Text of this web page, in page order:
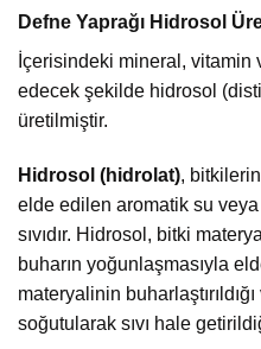
Defne Yaprağı Hidrosol
İçerisindeki mineral, vitamin
edecek şekilde hidrosol
üretilmiştir.
Hidrosol (hidrolat),
elde edilen aromatik su
sıvıdır. Hidrosol, bitki
buharın yoğunlaşmasıyla
materyalinin
soğutularak sıvı hale